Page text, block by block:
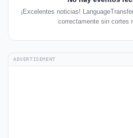
¡Excelentes noticias!
correctamente sin cortes
ADVERTISEMENT